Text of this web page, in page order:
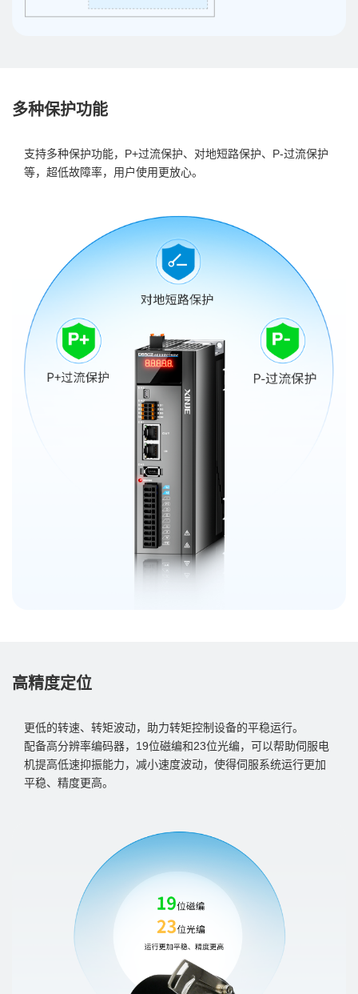
多种保护功能
支持多种保护功能，P+过流保护、对地短路保护、P-过流保护
等，超低故障率，用户使用更放心。
高精度定位
更低的转速、转矩波动，助力转矩控制设备的平稳运行。
配备高分辨率编码器，19位磁编和23位光编，可以帮助伺服电
机提高低速抑振能力，减小速度波动，使得伺服系统运行更加
平稳、精度更高。